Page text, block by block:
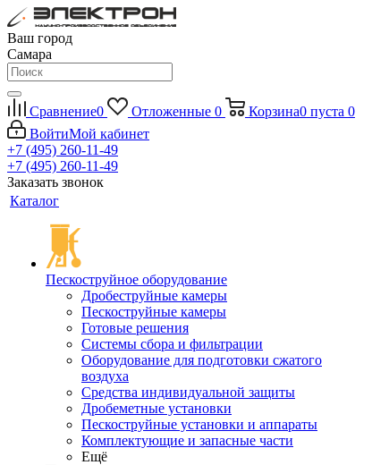
Ваш город
Самара
Сравнение0 Отложенные 0 Корзина0 пуста 0
ВойтиМой кабинет
+7 (495) 260-11-49
+7 (495) 260-11-49
Заказать звонок
Каталог
Пескоструйное оборудование
Дробеструйные камеры
Пескоструйные камеры
Готовые решения
Системы сбора и фильтрации
Оборудование для подготовки сжатого
воздуха
Средства индивидуальной защиты
Дробеметные установки
Пескоструйные установки и аппараты
Комплектующие и запасные части
Ещё